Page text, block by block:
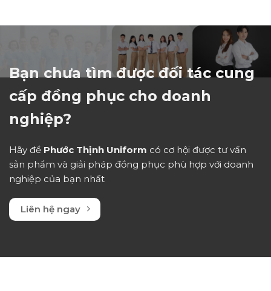
Bạn chưa tìm được đối tác cung
cấp đồng phục cho doanh
nghiệp?
Hãy để Phước Thịnh Uniform có cơ hội được tư vấn
sản phẩm và giải pháp đồng phục phù hợp với doanh
nghiệp của bạn nhất
Liên hệ ngay